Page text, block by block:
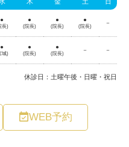
WEB予約